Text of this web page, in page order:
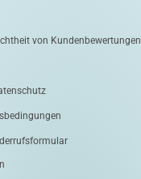
von Kundenbewertungen